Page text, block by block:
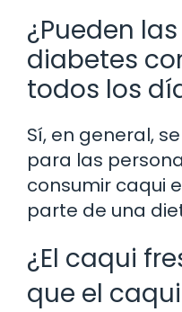
¿Pueden
diabetes
todos los
Sí, en general,
para las
consumir caqui
parte de una
¿El caqui
que el